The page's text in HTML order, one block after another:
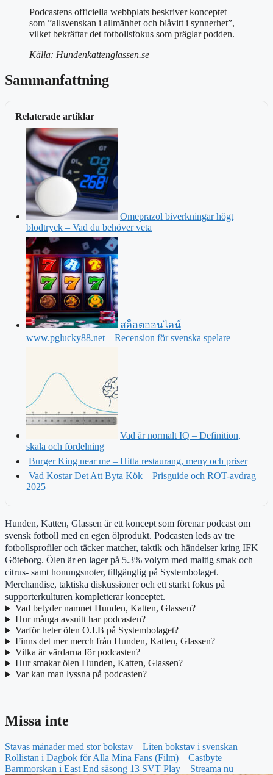
Podcastens officiella webbplats beskriver konceptet
som ”allsvenskan i allmänhet och blåvitt i synnerhet”,
vilket bekräftar det fotbollsfokus som präglar podden.
Källa: Hundenkattenglassen.se
Sammanfattning
Relaterade artiklar
Omeprazol biverkningar högt
blodtryck – Vad du behöver veta
สล็อตออนไลน์
www.pglucky88.net – Recension för svenska spelare
Vad är normalt IQ – Definition,
skala och fördelning
Burger King near me – Hitta restaurang, meny och priser
Vad Kostar Det Att Byta Kök – Prisguide och ROT-avdrag
2025
Hunden, Katten, Glassen är ett koncept som förenar podcast om
svensk fotboll med en egen ölprodukt. Podcasten leds av tre
fotbollsprofiler och täcker matcher, taktik och händelser kring IFK
Göteborg. Ölen är en lager på 5.3% volym med maltig smak och
citrus- samt honungsnoter, tillgänglig på Systembolaget.
Merchandise, taktiska diskussioner och ett starkt fokus på
supporterkulturen kompletterar konceptet.
Vad betyder namnet Hunden, Katten, Glassen?
Hur många avsnitt har podcasten?
Varför heter ölen O.I.B på Systembolaget?
Finns det mer merch från Hunden, Katten, Glassen?
Vilka är värdarna för podcasten?
Hur smakar ölen Hunden, Katten, Glassen?
Var kan man lyssna på podcasten?
Missa inte
Stavas månader med stor bokstav – Liten bokstav i svenskan
Rollistan i Dagbok för Alla Mina Fans (Film) – Castbyte
Barnmorskan i East End säsong 13 SVT Play – Streama nu